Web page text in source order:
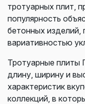
тротуарных плит,
популярность
бетонных изделий,
вариативностью
Тротуарные плиты
длину, ширину и
характеристик
коллекций, в